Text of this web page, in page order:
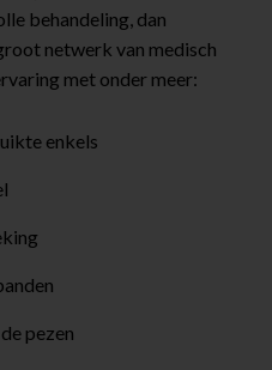
behandeling, dan
netwerk van medisch
met onder meer:
enkels
pezen